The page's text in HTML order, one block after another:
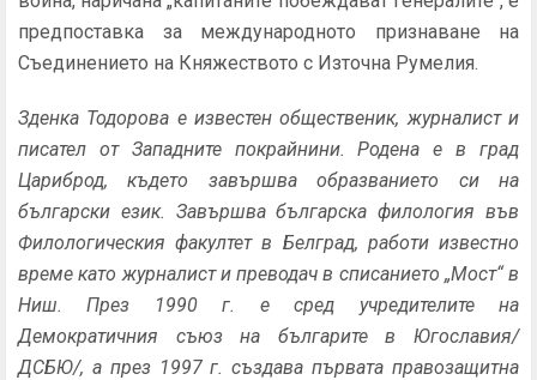
предпоставка за международното признаване на
Съединението на Княжеството с Източна Румелия.
Зденка Тодорова е известен общественик, журналист и
писател от Западните покрайнини. Родена е в град
Цариброд, където завършва образванието си на
български език. Завършва българска филология във
Филологическия факултет в Белград, работи известно
време като журналист и преводач в списанието „Мост“ в
Ниш. През 1990 г. е сред учредителите на
Демократичния съюз на българите в Югославия/
ДСБЮ/, а през 1997 г. създава първата правозащитна